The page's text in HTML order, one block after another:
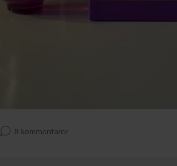
8 kommentarer